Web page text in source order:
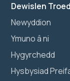
Dewislen
Newyddion
Ymuno â ni
Hygyrchedd
Hysbysiad